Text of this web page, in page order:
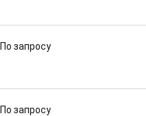
По запросу
По запросу